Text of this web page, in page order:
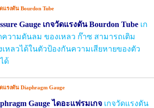
แรงดัน Bourdon Tube
Gauge เกจวัดแรงดันBourdon Tube เก
ความดันลม ของเหลว ก๊าซ สามารถเติม
เหลวได้ในตัวป้องกันความเสียหายของตัว
ด้
แรงดัน Diaphragm Gauge
Gaugeไดอะแฟรมเกจ เกจวัดแรงดัน